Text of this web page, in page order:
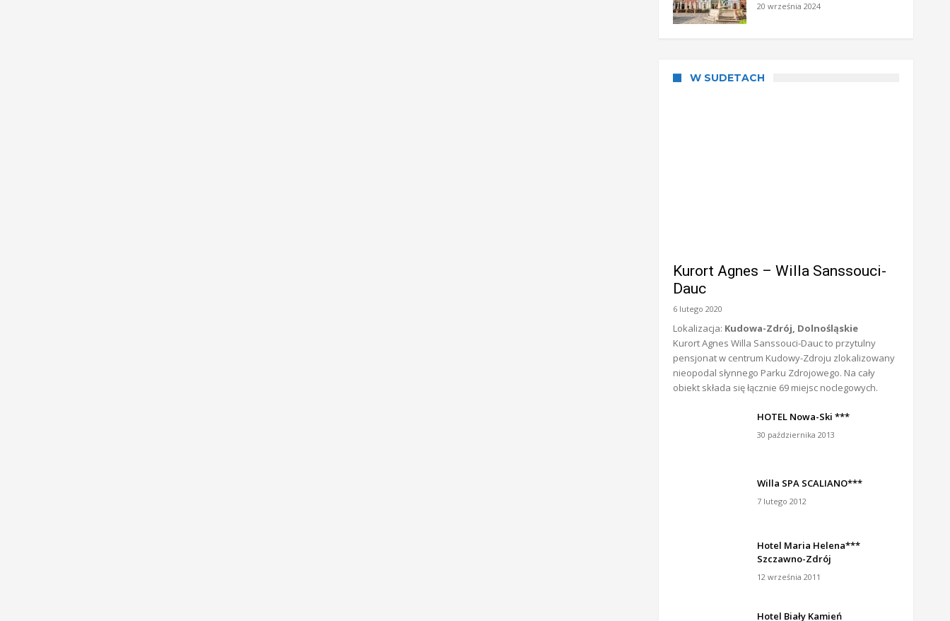
20 września 2024
W SUDETACH
Kurort Agnes – Willa Sanssouci-
Dauc
6 lutego 2020
Lokalizacja: Kudowa-Zdrój, Dolnośląskie
Kurort Agnes Willa Sanssouci-Dauc to przytulny
pensjonat w centrum Kudowy-Zdroju zlokalizowany
nieopodal słynnego Parku Zdrojowego. Na cały
obiekt składa się łącznie 69 miejsc noclegowych.
HOTEL Nowa-Ski ***
30 października 2013
Willa SPA SCALIANO***
7 lutego 2012
Hotel Maria Helena***
Szczawno-Zdrój
12 września 2011
Hotel Biały Kamień